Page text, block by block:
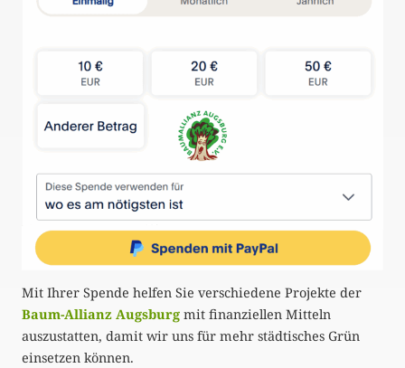
Mit Ihrer Spende helfen Sie verschiedene Projekte der
Baum-Allianz Augsburg mit finanziellen Mitteln
auszustatten, damit wir uns für mehr städtisches Grün
einsetzen können.